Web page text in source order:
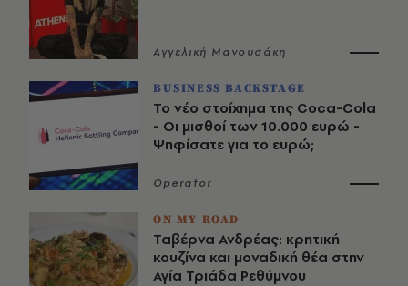
Αγγελική Μανουσάκη
BUSINESS BACKSTAGE
Το νέο στοίχημα της Coca-Cola
- Οι μισθοί των 10.000 ευρώ -
Ψηφίσατε για το ευρώ;
Operator
ON MY ROAD
Ταβέρνα Ανδρέας: κρητική
κουζίνα και μοναδική θέα στην
Αγία Τριάδα Ρεθύμνου